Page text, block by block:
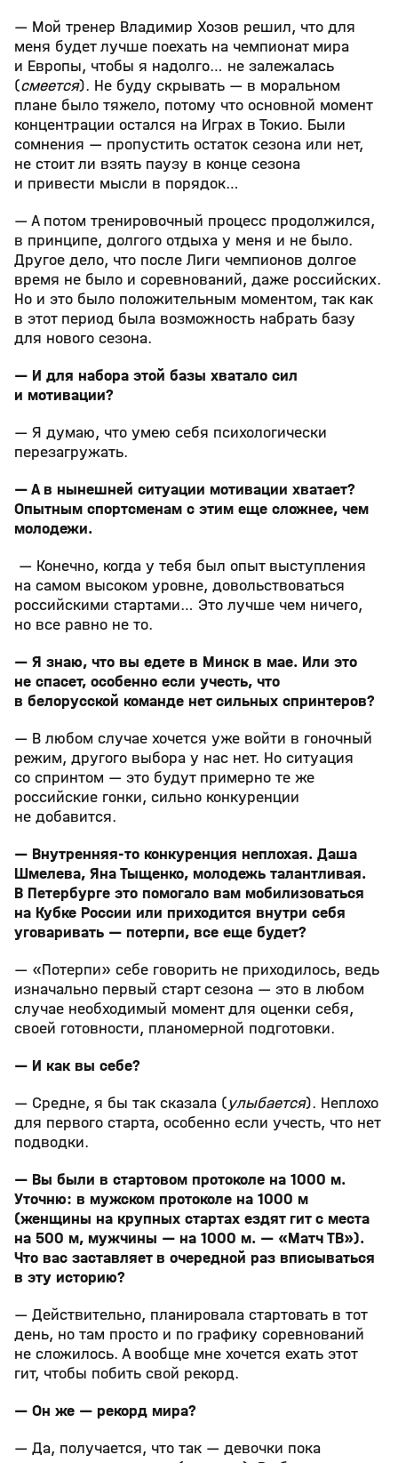
— Мой тренер Владимир Хозов решил, что для
меня будет лучше поехать на чемпионат мира
и Европы, чтобы я надолго… не залежалась
(смеется). Не буду скрывать — в моральном
плане было тяжело, потому что основной момент
концентрации остался на Играх в Токио. Были
сомнения — пропустить остаток сезона или нет,
не стоит ли взять паузу в конце сезона
и привести мысли в порядок…
— А потом тренировочный процесс продолжился,
в принципе, долгого отдыха у меня и не было.
Другое дело, что после Лиги чемпионов долгое
время не было и соревнований, даже российских.
Но и это было положительным моментом, так как
в этот период была возможность набрать базу
для нового сезона.
— И для набора этой базы хватало сил
и мотивации?
— Я думаю, что умею себя психологически
перезагружать.
— А в нынешней ситуации мотивации хватает?
Опытным спортсменам с этим еще сложнее, чем
молодежи.
— Конечно, когда у тебя был опыт выступления
на самом высоком уровне, довольствоваться
российскими стартами… Это лучше чем ничего,
но все равно не то.
— Я знаю, что вы едете в Минск в мае. Или это
не спасет, особенно если учесть, что
в белорусской команде нет сильных спринтеров?
— В любом случае хочется уже войти в гоночный
режим, другого выбора у нас нет. Но ситуация
со спринтом — это будут примерно те же
российские гонки, сильно конкуренции
не добавится.
— Внутренняя-то конкуренция неплохая. Даша
Шмелева, Яна Тыщенко, молодежь талантливая.
В Петербурге это помогало вам мобилизоваться
на Кубке России или приходится внутри себя
уговаривать — потерпи, все еще будет?
— «Потерпи» себе говорить не приходилось, ведь
изначально первый старт сезона — это в любом
случае необходимый момент для оценки себя,
своей готовности, планомерной подготовки.
— И как вы себе?
— Средне, я бы так сказала (улыбается). Неплохо
для первого старта, особенно если учесть, что нет
подводки.
— Вы были в стартовом протоколе на 1000 м.
Уточню: в мужском протоколе на 1000 м
(женщины на крупных стартах ездят гит с места
на 500 м, мужчины — на 1000 м. — «Матч ТВ»).
Что вас заставляет в очередной раз вписываться
в эту историю?
— Действительно, планировала стартовать в тот
день, но там просто и по графику соревнований
не сложилось. А вообще мне хочется ехать этот
гит, чтобы побить свой рекорд.
— Он же — рекорд мира?
— Да, получается, что так — девочки пока